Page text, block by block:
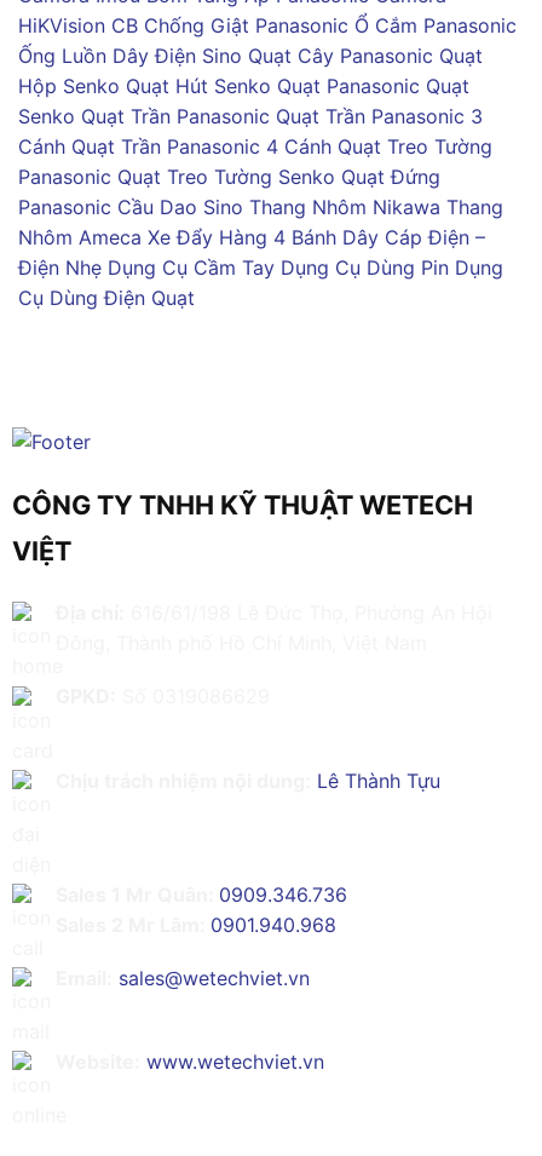
HiKVision CB Chống Giật Panasonic Ổ Cắm Panasonic
Ống Luồn Dây Điện Sino Quạt Cây Panasonic Quạt
Hộp Senko Quạt Hút Senko Quạt Panasonic Quạt
Senko Quạt Trần Panasonic Quạt Trần Panasonic 3
Cánh Quạt Trần Panasonic 4 Cánh Quạt Treo Tường
Panasonic Quạt Treo Tường Senko Quạt Đứng
Panasonic Cầu Dao Sino Thang Nhôm Nikawa Thang
Nhôm Ameca Xe Đẩy Hàng 4 Bánh Dây Cáp Điện –
Điện Nhẹ Dụng Cụ Cầm Tay Dụng Cụ Dùng Pin Dụng
Cụ Dùng Điện Quạt
CÔNG TY TNHH KỸ THUẬT WETECH
VIỆT
Lê Thành Tựu
0909.346.736
0901.940.968
sales@wetechviet.vn
www.wetechviet.vn